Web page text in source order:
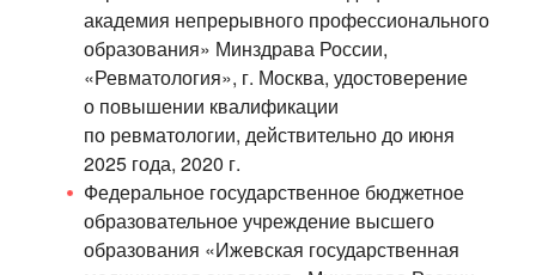
академия непрерывного профессионального
образования» Минздрава России,
«Ревматология», г. Москва, удостоверение
о повышении квалификации
по ревматологии, действительно до июня
2025 года, 2020 г.
Федеральное государственное бюджетное
образовательное учреждение высшего
образования «Ижевская государственная